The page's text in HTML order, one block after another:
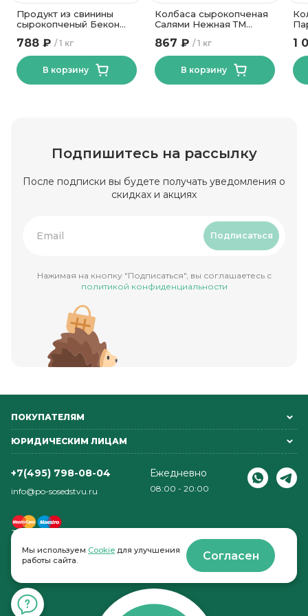
Продукт из свинины
сырокопченый Бекон
Калинковичи МК
1 кг
788 ₽
В корзину
Колбаса сырокопченая
Салями Нежная ТМ
1 кг
867 ₽
В корзину
1
Подпишитесь на рассылку
После подписки вы будете получать уведомления о
скидках и акциях
Подписаться
Нажимая на кнопку "Подписаться", вы соглашаетесь с
политикой конфиденциальности
ПОКУПАТЕЛЯМ
ЮРИДИЧЕСКИМ ЛИЦАМ
+7(495) 798-08-04
info@po-sosedstvu.ru
Ежедневно
08:00 - 20:00
© 2022-2026 . По соседству
Мы используем Cookie для улучшения
работы сайта.
Согласен